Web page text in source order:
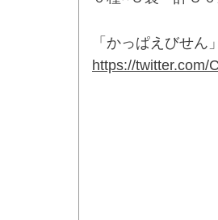
「かっぱえびせん
https://twitter.com/